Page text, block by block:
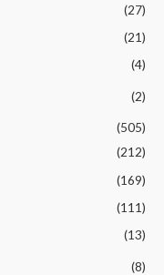
(27)
(21)
(4)
(2)
(505)
(212)
(169)
(111)
(13)
(8)